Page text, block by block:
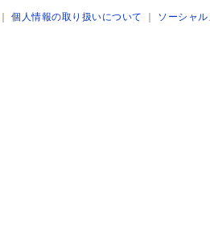
｜個人情報の取り扱いについて ｜ ソーシャ